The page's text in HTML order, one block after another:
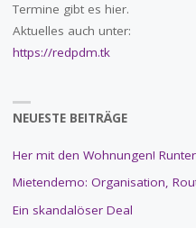
Termine gibt es hier.
Aktuelles auch unter:
https://redpdm.tk
NEUESTE BEITRÄGE
Her mit den Wohnungen!
Mietendemo: Organisation,
Ein skandalöser Deal